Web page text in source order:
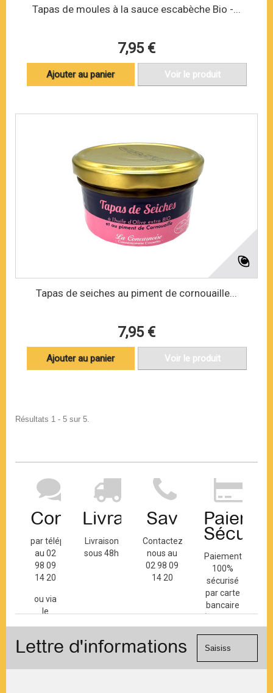
Tapas de moules à la sauce escabèche Bio -...
7,95 €
Ajouter au panier Voir le produit
Tapas de seiches au piment de cornouaille...
7,95 €
Ajouter au panier Voir le produit
Résultats 1 - 5 sur 5.
Contact
par téléphone
au 02
98 09
14 20
ou via
le
contact
Livraison
Livraison
sous 48h
Sav
Contactez-
nous au
02 98 09
14 20
Paiement
100%
sécurisé
par carte
bancaire
(Mastercard,
Visa, ...) et
Lettre d'informations